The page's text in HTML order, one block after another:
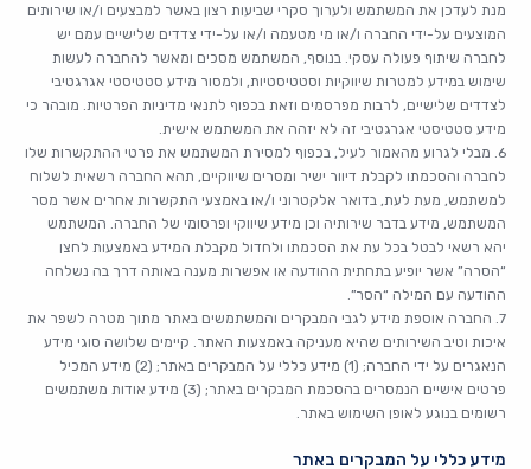
מנת לעדכן את המשתמש ולערוך סקרי שביעות רצון באשר למבצעים ו/או שירותים
המוצעים על-ידי החברה ו/או מי מטעמה ו/או על-ידי צדדים שלישיים עמם יש
לחברה שיתוף פעולה עסקי. בנוסף, המשתמש מסכים ומאשר להחברה לעשות
שימוש במידע למטרות שיווקיות וסטטיסטיות, ולמסור מידע סטטיסטי אגרגטיבי
לצדדים שלישיים, לרבות מפרסמים וזאת בכפוף לתנאי מדיניות הפרטיות. מובהר כי
מידע סטטיסטי אגרגטיבי זה לא יזהה את המשתמש אישית.
6. מבלי לגרוע מהאמור לעיל, בכפוף למסירת המשתמש את פרטי ההתקשרות שלו
לחברה והסכמתו לקבלת דיוור ישיר ומסרים שיווקיים, תהא החברה רשאית לשלוח
למשתמש, מעת לעת, בדואר אלקטרוני ו/או באמצעי התקשרות אחרים אשר מסר
המשתמש, מידע בדבר שירותיה וכן מידע שיווקי ופרסומי של החברה. המשתמש
יהא רשאי לבטל בכל עת את הסכמתו ולחדול מקבלת המידע באמצעות לחצן
“הסרה” אשר יופיע בתחתית ההודעה או אפשרות מענה באותה דרך בה נשלחה
ההודעה עם המילה “הסר”.
7. החברה אוספת מידע לגבי המבקרים והמשתמשים באתר מתוך מטרה לשפר את
איכות וטיב השירותים שהיא מעניקה באמצעות האתר. קיימים שלושה סוגי מידע
הנאגרים על ידי החברה; (1) מידע כללי על המבקרים באתר; (2) מידע המכיל
פרטים אישיים הנמסרים בהסכמת המבקרים באתר; (3) מידע אודות משתמשים
רשומים בנוגע לאופן השימוש באתר.
מידע כללי על המבקרים באתר